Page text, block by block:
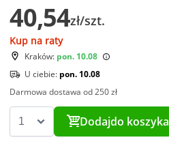
40,54zł/szt.
Kup na raty
Kraków: pon. 10.08
U ciebie: pon. 10.08
Darmowa dostawa od 250 zł
Dodajdo koszyka